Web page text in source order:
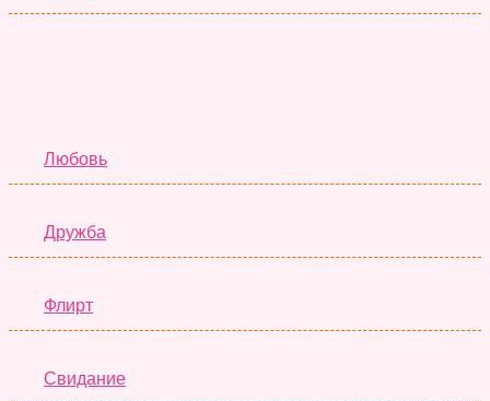
Любовь
Дружба
Флирт
Свидание